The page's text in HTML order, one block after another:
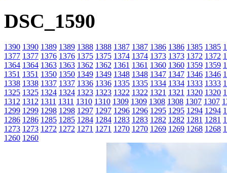
DSC_1590
1390 1390 1389 1389 1388 1388 1387 1387 1386 1386 1385 1385
1377 1377 1376 1376 1375 1375 1374 1374 1373 1373 1372 1372
1364 1364 1363 1363 1362 1362 1361 1361 1360 1360 1359 1359
1351 1351 1350 1350 1349 1349 1348 1348 1347 1347 1346 1346
1338 1338 1337 1337 1336 1336 1335 1335 1334 1334 1333 1333
1325 1325 1324 1324 1323 1323 1322 1322 1321 1321 1320 1320
1312 1312 1311 1311 1310 1310 1309 1309 1308 1308 1307 1307
1299 1299 1298 1298 1297 1297 1296 1296 1295 1295 1294 1294
1286 1286 1285 1285 1284 1284 1283 1283 1282 1282 1281 1281
1273 1273 1272 1272 1271 1271 1270 1270 1269 1269 1268 1268
1260 1260